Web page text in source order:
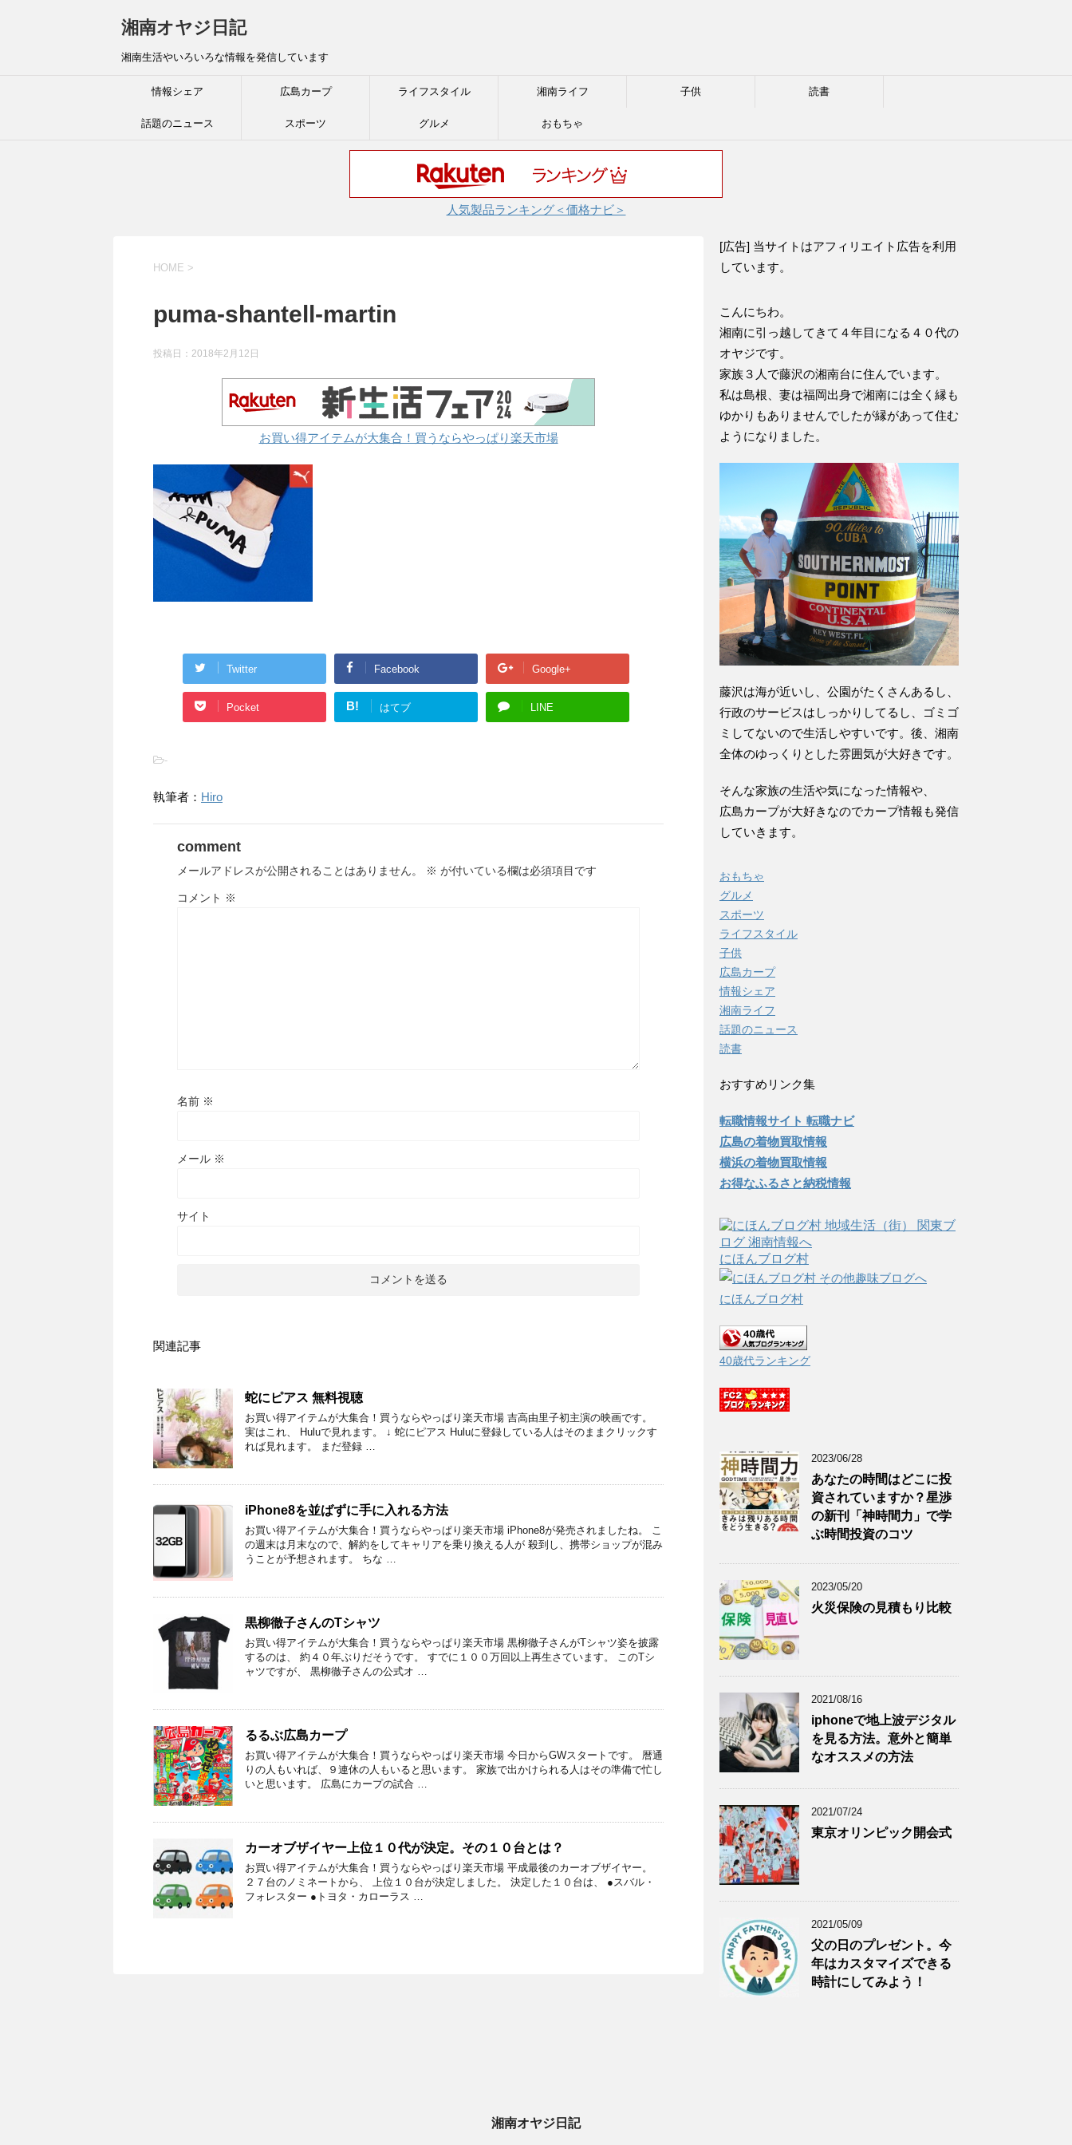
湘南オヤジ日記
湘南生活やいろいろな情報を発信しています
情報シェア 広島カープ ライフスタイル 湘南ライフ 子供 読書
話題のニュース スポーツ グルメ おもちゃ
人気製品ランキング＜価格ナビ＞
HOME >
puma-shantell-martin
投稿日： 2018年2月12日
お買い得アイテムが大集合！買うならやっぱり楽天市場
Twitter Facebook Google+
Pocket B! はてブ LINE
-
執筆者： Hiro
comment
メールアドレスが公開されることはありません。 ※ が付いている欄は必須項目です
コメント ※
名前 ※
メール ※
サイト
関連記事
蛇にピアス 無料視聴
お買い得アイテムが大集合！買うならやっぱり楽天市場 吉高由里子初主演の映画です。
実はこれ、 Huluで見れます。 ↓ 蛇にピアス Huluに登録している人はそのままクリックす
れば見れます。 まだ登録 …
iPhone8を並ばずに手に入れる方法
お買い得アイテムが大集合！買うならやっぱり楽天市場 iPhone8が発売されましたね。 こ
の週末は月末なので、解約をしてキャリアを乗り換える人が 殺到し、携帯ショップが混み
うことが予想されます。 ちな …
黒柳徹子さんのTシャツ
お買い得アイテムが大集合！買うならやっぱり楽天市場 黒柳徹子さんがTシャツ姿を披露
するのは、 約４０年ぶりだそうです。 すでに１００万回以上再生さています。 このTシ
ャツですが、 黒柳徹子さんの公式オ …
るるぶ広島カープ
お買い得アイテムが大集合！買うならやっぱり楽天市場 今日からGWスタートです。 暦通
りの人もいれば、９連休の人もいると思います。 家族で出かけられる人はその準備で忙し
いと思います。 広島にカープの試合 …
カーオブザイヤー上位１０代が決定。その１０台とは？
お買い得アイテムが大集合！買うならやっぱり楽天市場 平成最後のカーオブザイヤー。
２７台のノミネートから、 上位１０台が決定しました。 決定した１０台は、 ●スバル・
フォレスター ●トヨタ・カローラス …
[広告] 当サイトはアフィリエイト広告を利用
しています。
こんにちわ。
湘南に引っ越してきて４年目になる４０代の
オヤジです。
家族３人で藤沢の湘南台に住んでいます。
私は島根、妻は福岡出身で湘南には全く縁も
ゆかりもありませんでしたが縁があって住む
ようになりました。
藤沢は海が近いし、公園がたくさんあるし、
行政のサービスはしっかりしてるし、ゴミゴ
ミしてないので生活しやすいです。後、湘南
全体のゆっくりとした雰囲気が大好きです。
そんな家族の生活や気になった情報や、
広島カープが大好きなのでカープ情報も発信
していきます。
おもちゃ
グルメ
スポーツ
ライフスタイル
子供
広島カープ
情報シェア
湘南ライフ
話題のニュース
読書
おすすめリンク集
転職情報サイト 転職ナビ
広島の着物買取情報
横浜の着物買取情報
お得なふるさと納税情報
にほんブログ村
にほんブログ村
40歳代ランキング
2023/06/28
あなたの時間はどこに投
資されていますか？星渉
の新刊「神時間力」で学
ぶ時間投資のコツ
2023/05/20
火災保険の見積もり比較
2021/08/16
iphoneで地上波デジタル
を見る方法。意外と簡単
なオススメの方法
2021/07/24
東京オリンピック開会式
2021/05/09
父の日のプレゼント。今
年はカスタマイズできる
時計にしてみよう！
湘南オヤジ日記